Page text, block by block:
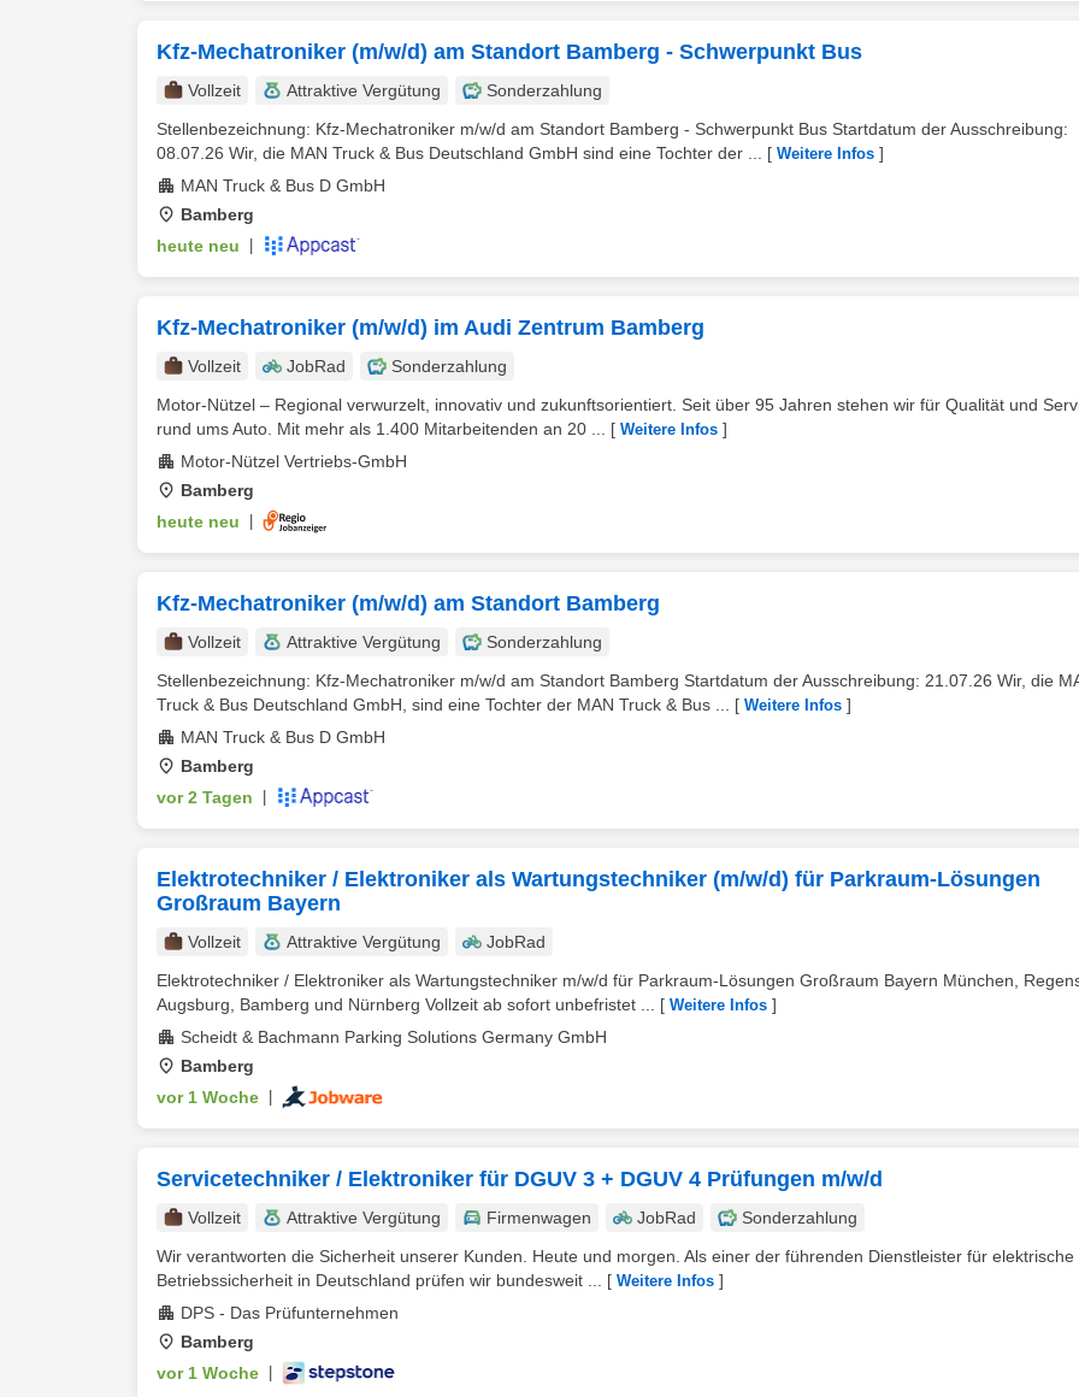
Kfz-Mechatroniker (m/w/d) am Standort Bamberg - Schwerpunkt Bus
Vollzeit Attraktive Vergütung
Sonderzahlung
Stellenbezeichnung: Kfz-Mechatroniker m/w/d am Standort Bamberg - Schwerpunkt Bus Startdatum der Ausschreibung:
08.07.26 Wir, die MAN Truck & Bus Deutschland GmbH sind eine Tochter der ...
[ Weitere Infos ]
MAN Truck & Bus D GmbH
Bamberg
heute neu
Kfz-Mechatroniker (m/w/d) im Audi Zentrum Bamberg
Vollzeit JobRad
Sonderzahlung
Motor-Nützel – Regional verwurzelt, innovativ und zukunftsorientiert. Seit über 95 Jahren stehen wir für Qualität und
rund ums Auto. Mit mehr als 1.400 Mitarbeitenden an 20 ...
[ Weitere Infos ]
Motor-Nützel Vertriebs-GmbH
Bamberg
heute neu
Kfz-Mechatroniker (m/w/d) am Standort Bamberg
Vollzeit Attraktive Vergütung
Sonderzahlung
Stellenbezeichnung: Kfz-Mechatroniker m/w/d am Standort Bamberg Startdatum der Ausschreibung: 21.07.26 Wir, die
Truck & Bus Deutschland GmbH, sind eine Tochter der MAN Truck & Bus ...
[ Weitere Infos ]
MAN Truck & Bus D GmbH
Bamberg
vor 2 Tagen
Elektrotechniker / Elektroniker als Wartungstechniker (m/w/d) für Parkraum-Lösungen
Großraum Bayern
Vollzeit Attraktive Vergütung
JobRad
Elektrotechniker / Elektroniker als Wartungstechniker m/w/d für Parkraum-Lösungen Großraum Bayern München,
Augsburg, Bamberg und Nürnberg Vollzeit ab sofort unbefristet ...
[ Weitere Infos ]
Scheidt & Bachmann Parking Solutions Germany GmbH
Bamberg
vor 1 Woche
Servicetechniker / Elektroniker für DGUV 3 + DGUV 4 Prüfungen m/w/d
Vollzeit Attraktive Vergütung Firmenwagen JobRad
Sonderzahlung
Wir verantworten die Sicherheit unserer Kunden. Heute und morgen. Als einer der führenden Dienstleister für elektrische
Betriebssicherheit in Deutschland prüfen wir bundesweit ...
[ Weitere Infos ]
DPS - Das Prüfunternehmen
Bamberg
vor 1 Woche